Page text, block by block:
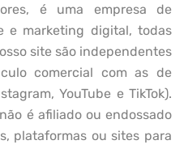
é uma empresa de
e marketing digital, todas
site são independentes
comercial com as de
YouTube e TikTok).
é afiliado ou endossado
plataformas ou sites para